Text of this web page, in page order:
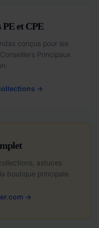
PE et CPE
conçus pour les
Principaux
→
astuces
boutique principale.
→